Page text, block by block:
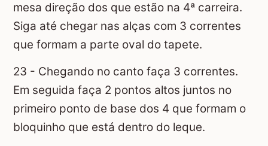
mesa direção dos que estão na 4ª carreira.
Siga até chegar nas alças com 3 correntes
que formam a parte oval do tapete.
23 - Chegando no canto faça 3 correntes.
Em seguida faça 2 pontos altos juntos no
primeiro ponto de base dos 4 que formam o
bloquinho que está dentro do leque.